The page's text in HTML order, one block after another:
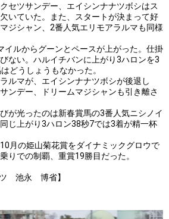
セツサンデー、エイシンナナツボシはス
いていた。また、スタートが決まって好
ジシャン、2番人気エリモアラルマも同様
ルからグーンとペースが上がった。仕掛
ない。ハルイチバンに上がり3ハロンを3
どうしょうもなかった。
ルマが、エイシンナナツボシが後退し
ンデー、ドリームマジシャンも引き離さ
が光ったのは新春賞馬の3番人気ニシノイ
じ上がり3ハロン38秒7では3着が精一杯
月の姫山菊花賞をダイナミックグロウで
りでの制覇、重賞19勝目だった。
ツ 池永 博省】